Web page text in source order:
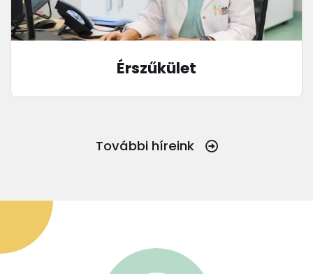
Érszűkület
További híreink